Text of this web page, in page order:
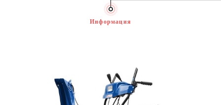
Информация